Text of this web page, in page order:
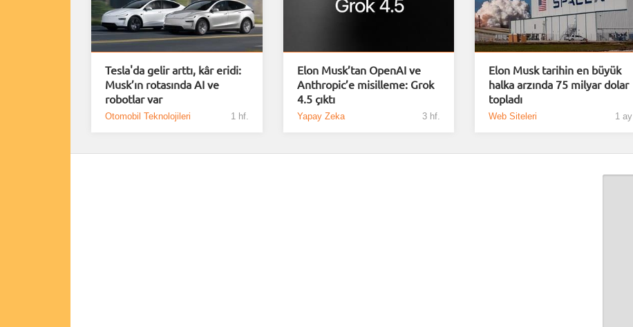
Tesla'da gelir arttı, kâr eridi:
Musk’ın rotasında AI ve
robotlar var
Otomobil Teknolojileri 1 hf.
Elon Musk’tan OpenAI ve
Anthropic’e misilleme: Grok
4.5 çıktı
Yapay Zeka 3 hf.
Elon Musk tarihin en büyük
halka arzında 75 milyar dolar
topladı
Web Siteleri 1 ay